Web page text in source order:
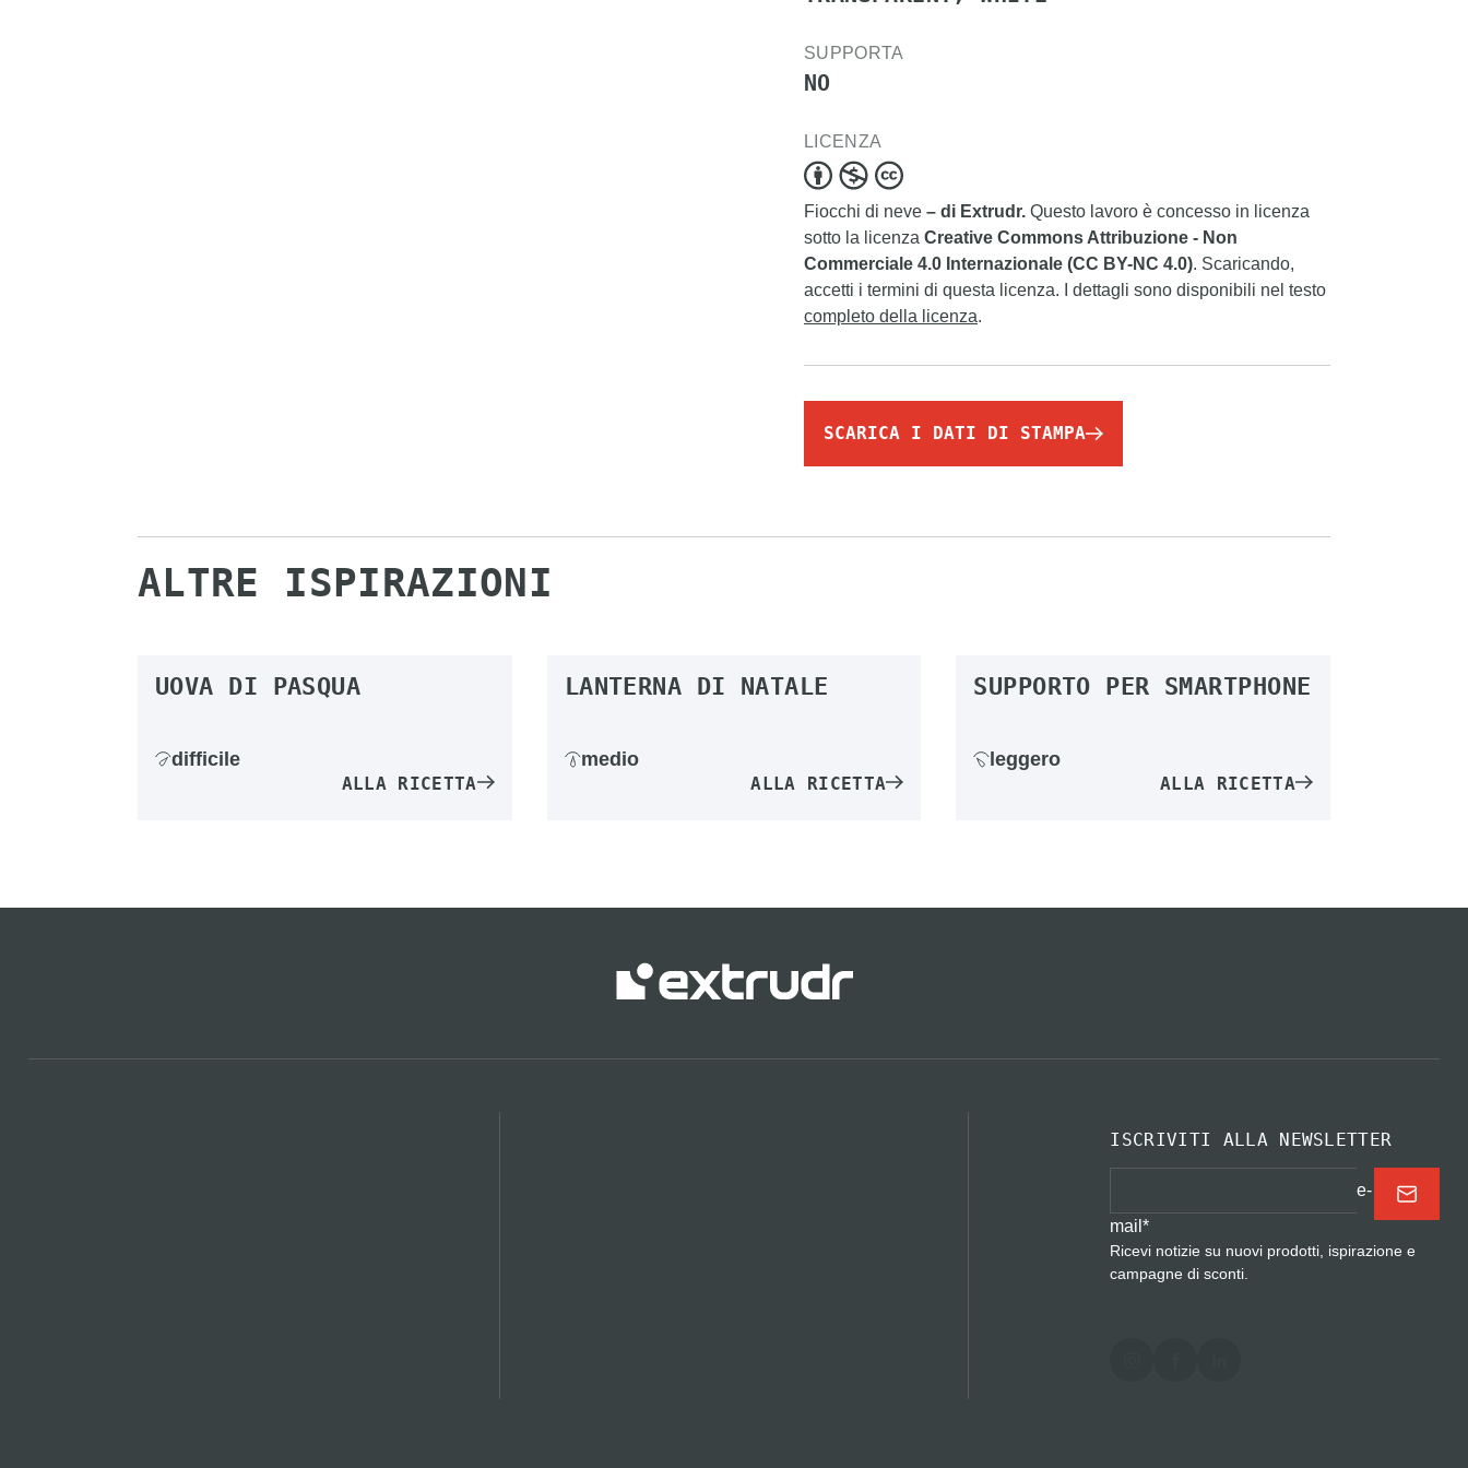
SUPPORTA
NO
LICENZA
Fiocchi di neve – di Extrudr. Questo lavoro è concesso in licenza
sotto la licenza Creative Commons Attribuzione - Non
Commerciale 4.0 Internazionale (CC BY-NC 4.0). Scaricando,
accetti i termini di questa licenza. I dettagli sono disponibili nel testo
completo della licenza.
SCARICA I DATI DI STAMPA
ALTRE ISPIRAZIONI
UOVA DI PASQUA
difficile
ALLA RICETTA
LANTERNA DI NATALE
medio
ALLA RICETTA
SUPPORTO PER SMARTPHONE
leggero
ALLA RICETTA
ISCRIVITI ALLA NEWSLETTER
e-
mail*
Ricevi notizie su nuovi prodotti, ispirazione e
campagne di sconti.